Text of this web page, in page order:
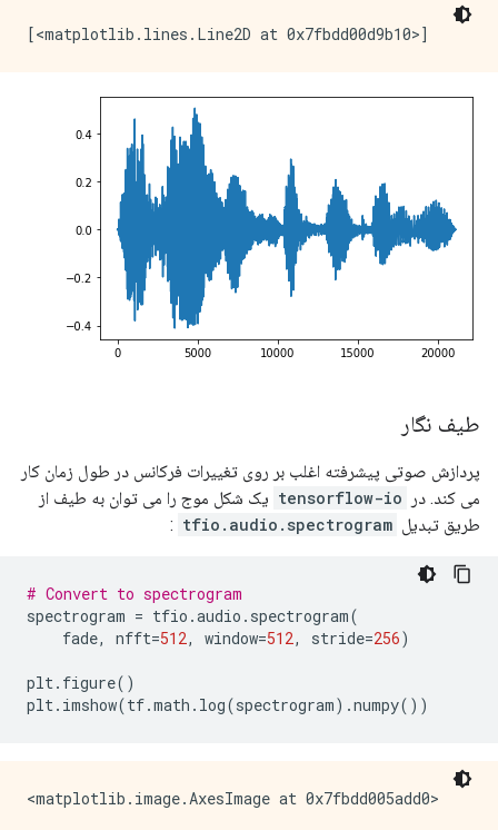
طیف نگار
پردازش صوتی پیشرفته اغلب بر روی تغییرات فرکانس در طول زمان کار
می کند. در
tensorflow-io یک شکل موج را می توان به طیف از
طریق تبدیل tfio.audio.spectrogram
:
# Convert to spectrogram
spectrogram = tfio .audio . spectrogram(
fade, nfft=512, window=512, stride=256)
plt. figure()
plt. imshow(tf.math . log(spectrogram).numpy())